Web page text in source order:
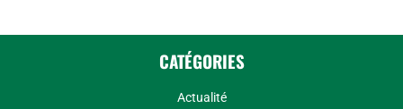
CATÉGORIES
Actualité